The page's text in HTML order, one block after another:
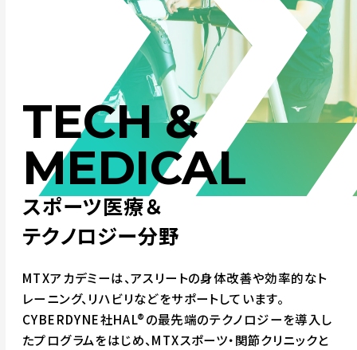
スポーツ医療＆
テクノロジー分野
TECH &
MEDICAL
MTXアカデミーは、アスリートの身体改善や効率的なト
レーニング、リハビリなどをサポートしています。
CYBERDYNE社HAL®の最先端のテクノロジーを導入し
たプログラムをはじめ、MTXスポーツ・関節クリニックと